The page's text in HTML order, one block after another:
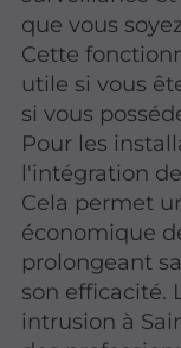
que vous
Cette
utile si vous
si vous
Pour les
l'intégration
Cela permet
économique
prolongeant
son efficacité.
intrusion à